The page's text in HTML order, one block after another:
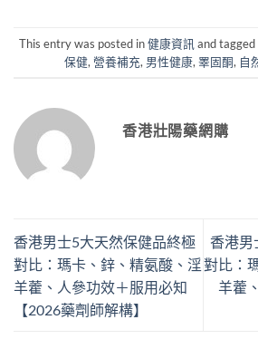
This entry was posted in健康資訊 and tagged
保健, 營養補充, 男性健康, 睪固酮, 自
香港壯陽藥網購
香港男士5大天然保健品終極
對比：瑪卡、鋅、精氨酸、淫
羊藿、人參功效＋服用必知
【2026藥劑師解構】
香港男
對比：
羊藿